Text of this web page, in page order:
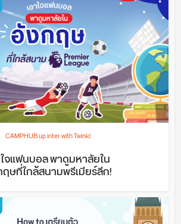
CAMPHUB up inter with Twinkl
จแฟนบอล พาดูมหาลัยใน
ษที่ใกล้สนามพรีเมียร์ลีก!